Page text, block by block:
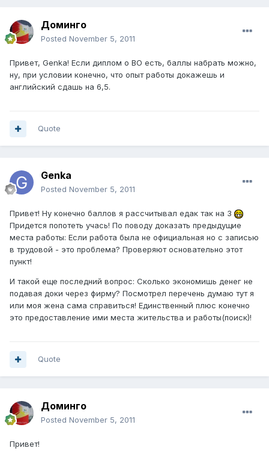
Доминго
Posted November 5, 2011
Привет, Genka! Если диплом о ВО есть, баллы набрать можно,
ну, при условии конечно, что опыт работы докажешь и
английский сдашь на 6,5.
Quote
Genka
Posted November 5, 2011
Привет! Ну конечно баллов я рассчитывал едак так на 3
Придется попотеть учась! По поводу доказать предыдущие
места работы: Если работа была не официальная но с записью
в трудовой - это проблема? Проверяют основательно этот
пункт!
И такой еще последний вопрос: Сколько экономишь денег не
подавая доки через фирму? Посмотрел перечень думаю тут я
или моя жена сама справиться! Единственный плюс конечно
это предоставление ими места жительства и работы(поиск)!
Quote
Доминго
Posted November 5, 2011
Привет!